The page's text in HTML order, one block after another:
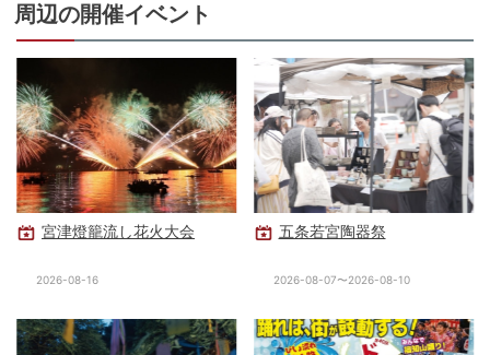
周辺の開催イベント
宮津燈籠流し花火大会
2026-08-16
五条若宮陶器祭
2026-08-07〜2026-08-10